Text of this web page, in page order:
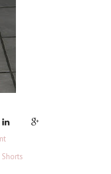
Shorts